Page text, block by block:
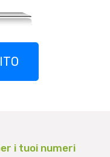
i tuoi numeri